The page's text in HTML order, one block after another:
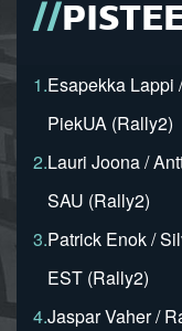
1.Esapekka Lappi
PiekUA (Rally2)
2.Lauri Joona /
SAU (Rally2)
3.Patrick Enok /
EST (Rally2)
4.Jaspar Vaher /